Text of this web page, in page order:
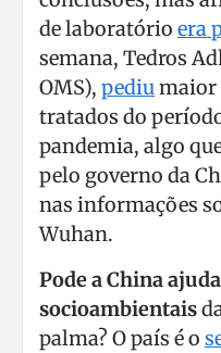
de laboratório era
semana, Tedros
OMS), pediumaior
tratados do
pandemia, algo
pelo governo da
nas informações
Wuhan.
Pode a China
socioambientais
palma? O país é o